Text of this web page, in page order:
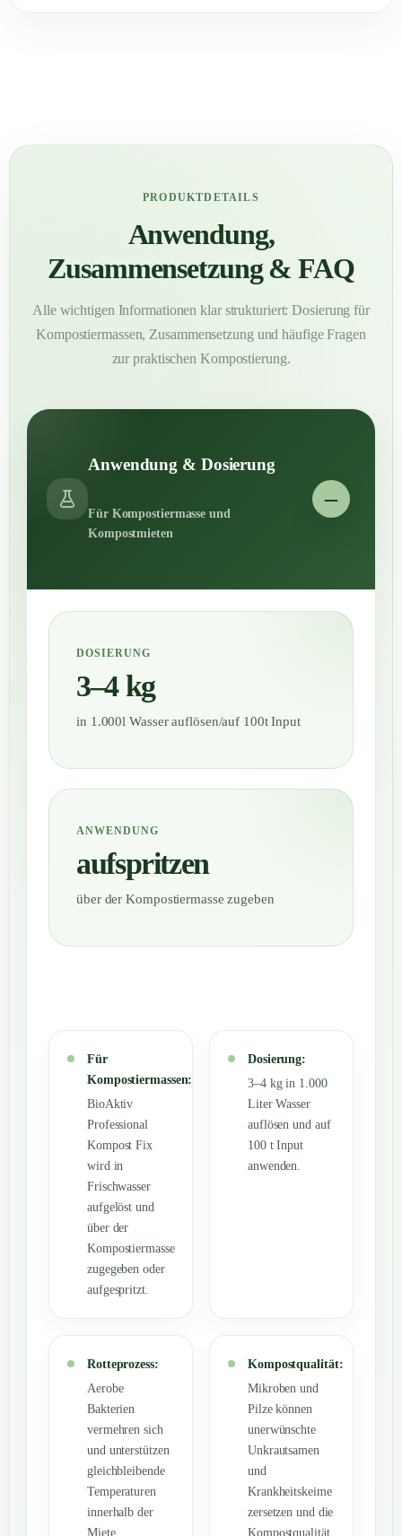
PRODUKTDETAILS
Anwendung,
Zusammensetzung & FAQ
Alle wichtigen Informationen klar strukturiert: Dosierung für
Kompostiermassen, Zusammensetzung und häufige Fragen
zur praktischen Kompostierung.
Anwendung & Dosierung
Für Kompostiermasse und
Kompostmieten
DOSIERUNG
3–4 kg
in 1.000l Wasser auflösen/auf 100t Input
ANWENDUNG
aufspritzen
über der Kompostiermasse zugeben
Für
Kompostiermassen:
BioAktiv
Professional
Kompost Fix
wird in
Frischwasser
aufgelöst und
über der
Kompostiermasse
zugegeben oder
aufgespritzt.
Dosierung:
3–4 kg in 1.000
Liter Wasser
auflösen und auf
100 t Input
anwenden.
Rotteprozess:
Aerobe
Bakterien
vermehren sich
und unterstützen
gleichbleibende
Temperaturen
innerhalb der
Miete.
Kompostqualität:
Mikroben und
Pilze können
unerwünschte
Unkrautsamen
und
Krankheitskeime
zersetzen und die
Kompostqualität